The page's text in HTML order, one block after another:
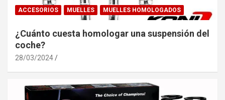
ACCESORIOS MUELLES MUELLES HOMOLOGADOS
¿Cuánto cuesta homologar una suspensión del
coche?
28/03/2024